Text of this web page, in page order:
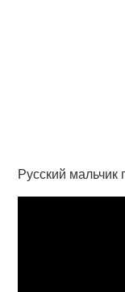
Русский